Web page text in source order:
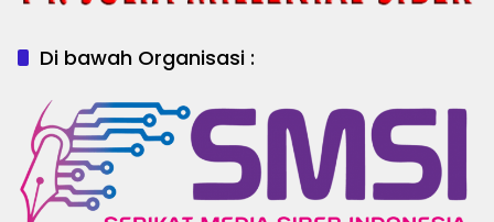
Di bawah Organisasi :